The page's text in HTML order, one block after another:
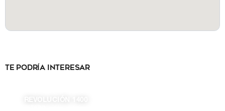
Te podría interesar